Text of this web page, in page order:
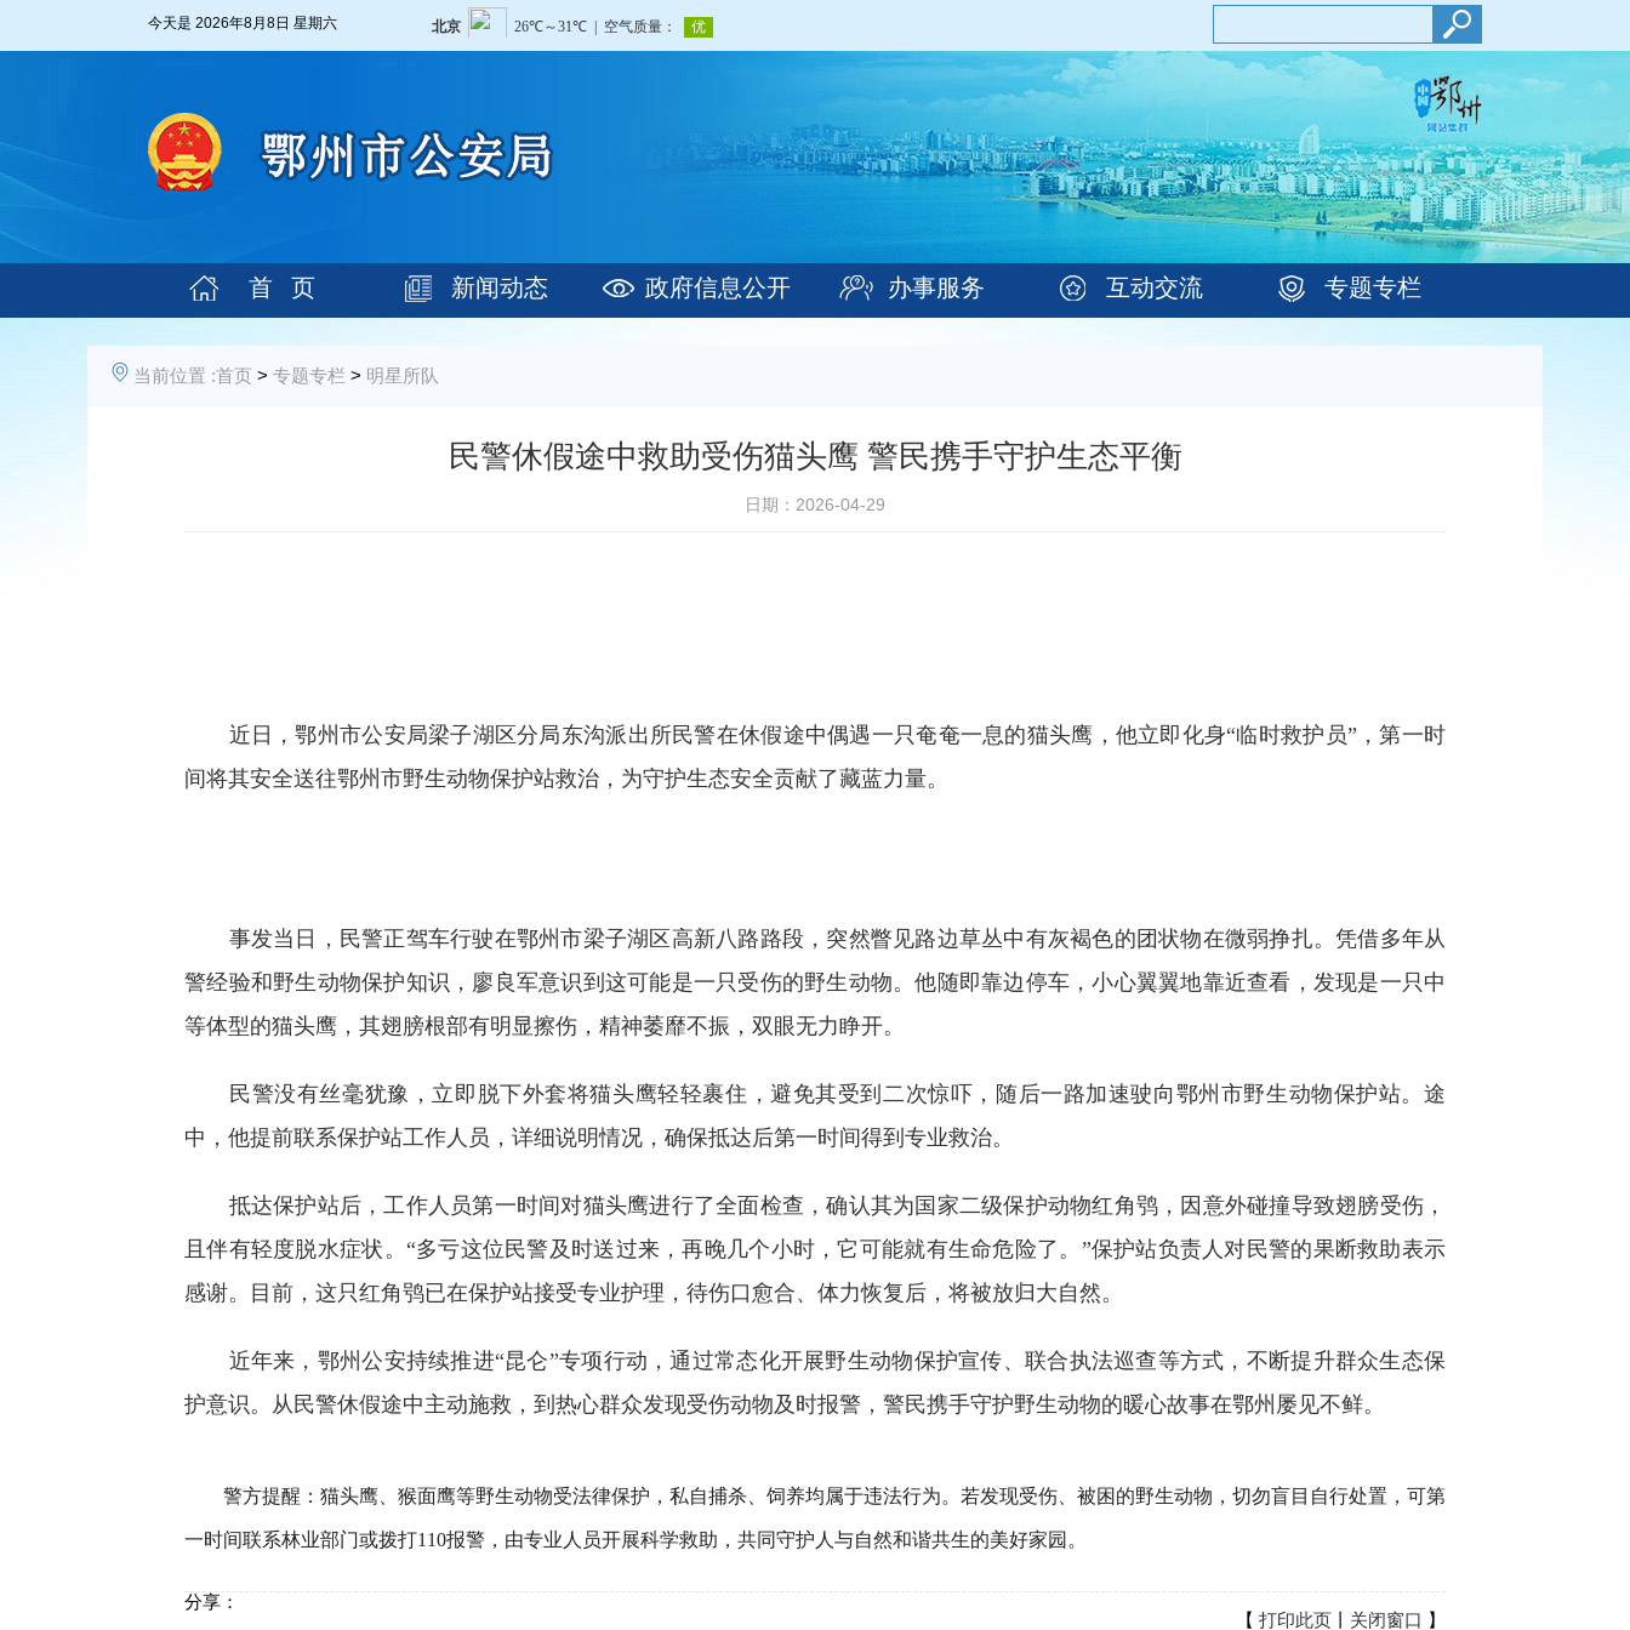
今天是 2026年8月8日 星期六
首 页 新闻动态 政府信息公开 办事服务 互动交流 专题专栏
当前位置 :首页 > 专题专栏 > 明星所队
民警休假途中救助受伤猫头鹰 警民携手守护生态平衡
日期：2026-04-29
近日，鄂州市公安局梁子湖区分局东沟派出所民警在休假途中偶遇一只奄奄一息的猫头鹰，他立即化身“临时救护员”，第一时
间将其安全送往鄂州市野生动物保护站救治，为守护生态安全贡献了藏蓝力量。
事发当日，民警正驾车行驶在鄂州市梁子湖区高新八路路段，突然瞥见路边草丛中有灰褐色的团状物在微弱挣扎。凭借多年从
警经验和野生动物保护知识，廖良军意识到这可能是一只受伤的野生动物。他随即靠边停车，小心翼翼地靠近查看，发现是一只中
等体型的猫头鹰，其翅膀根部有明显擦伤，精神萎靡不振，双眼无力睁开。
民警没有丝毫犹豫，立即脱下外套将猫头鹰轻轻裹住，避免其受到二次惊吓，随后一路加速驶向鄂州市野生动物保护站。途
中，他提前联系保护站工作人员，详细说明情况，确保抵达后第一时间得到专业救治。
抵达保护站后，工作人员第一时间对猫头鹰进行了全面检查，确认其为国家二级保护动物红角鸮，因意外碰撞导致翅膀受伤，
且伴有轻度脱水症状。“多亏这位民警及时送过来，再晚几个小时，它可能就有生命危险了。”保护站负责人对民警的果断救助表示
感谢。目前，这只红角鸮已在保护站接受专业护理，待伤口愈合、体力恢复后，将被放归大自然。
近年来，鄂州公安持续推进“昆仑”专项行动，通过常态化开展野生动物保护宣传、联合执法巡查等方式，不断提升群众生态保
护意识。从民警休假途中主动施救，到热心群众发现受伤动物及时报警，警民携手守护野生动物的暖心故事在鄂州屡见不鲜。
警方提醒：猫头鹰、猴面鹰等野生动物受法律保护，私自捕杀、饲养均属于违法行为。若发现受伤、被困的野生动物，切勿盲目自行处置，可第
一时间联系林业部门或拨打110报警，由专业人员开展科学救助，共同守护人与自然和谐共生的美好家园。
分享：
【 打印此页 关闭窗口 】